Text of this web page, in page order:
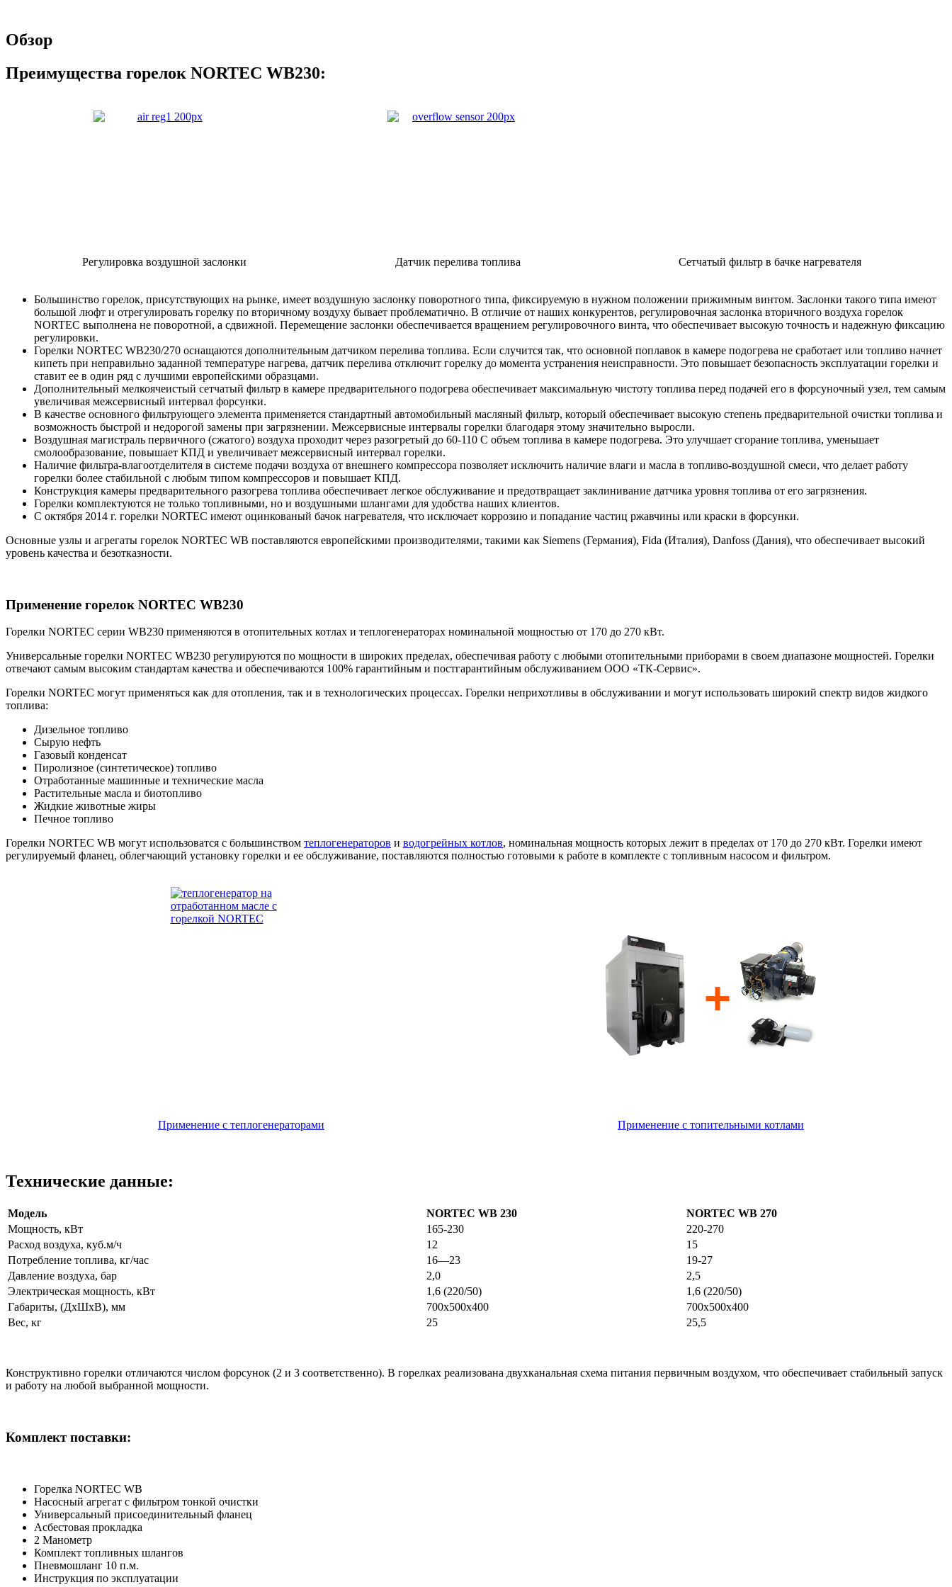
Обзор
Преимущества горелок NORTEC WB230:
Регулировка воздушной заслонки Датчик перелива топлива Сетчатый фильтр в бачке нагревателя
Большинство горелок, присутствующих на рынке, имеет воздушную заслонку поворотного типа, фиксируемую в нужном положении прижимным винтом. Заслонки такого типа имеют
большой люфт и отрегулировать горелку по вторичному воздуху бывает проблематично. В отличие от наших конкурентов, регулировочная заслонка вторичного воздуха горелок
NORTEC выполнена не поворотной, а сдвижной. Перемещение заслонки обеспечивается вращением регулировочного винта, что обеспечивает высокую точность и надежную фиксацию
регулировки.
Горелки NORTEC WB230/270 оснащаются дополнительным датчиком перелива топлива. Если случится так, что основной поплавок в камере подогрева не сработает или топливо начнет
кипеть при неправильно заданной температуре нагрева, датчик перелива отключит горелку до момента устранения неисправности. Это повышает безопасность эксплуатации горелки и
ставит ее в один ряд с лучшими европейскими образцами.
Дополнительный мелкоячеистый сетчатый фильтр в камере предварительного подогрева обеспечивает максимальную чистоту топлива перед подачей его в форсуночный узел, тем самым
увеличивая межсервисный интервал форсунки.
В качестве основного фильтрующего элемента применяется стандартный автомобильный масляный фильтр, который обеспечивает высокую степень предварительной очистки топлива и
возможность быстрой и недорогой замены при загрязнении. Межсервисные интервалы горелки благодаря этому значительно выросли.
Воздушная магистраль первичного (сжатого) воздуха проходит через разогретый до 60-110 С объем топлива в камере подогрева. Это улучшает сгорание топлива, уменьшает
смолообразование, повышает КПД и увеличивает межсервисный интервал горелки.
Наличие фильтра-влагоотделителя в системе подачи воздуха от внешнего компрессора позволяет исключить наличие влаги и масла в топливо-воздушной смеси, что делает работу
горелки более стабильной с любым типом компрессоров и повышает КПД.
Конструкция камеры предварительного разогрева топлива обеспечивает легкое обслуживание и предотвращает заклинивание датчика уровня топлива от его загрязнения.
Горелки комплектуются не только топливными, но и воздушными шлангами для удобства наших клиентов.
С октября 2014 г. горелки NORTEC имеют оцинкованый бачок нагревателя, что исключает коррозию и попадание частиц ржавчины или краски в форсунки.
Основные узлы и агрегаты горелок NORTEC WB поставляются европейскими производителями, такими как Siemens (Германия), Fida (Италия), Danfoss (Дания), что обеспечивает высокий
уровень качества и безотказности.
Применение горелок NORTEC WB230
Горелки NORTEC серии WB230 применяются в отопительных котлах и теплогенераторах номинальной мощностью от 170 до 270 кВт.
Универсальные горелки NORTEC WB230 регулируются по мощности в широких пределах, обеспечивая работу с любыми отопительными приборами в своем диапазоне мощностей. Горелки
отвечают самым высоким стандартам качества и обеспечиваются 100% гарантийным и постгарантийным обслуживанием ООО «ТК-Сервис».
Горелки NORTEC могут применяться как для отопления, так и в технологических процессах. Горелки неприхотливы в обслуживании и могут использовать широкий спектр видов жидкого
топлива:
Дизельное топливо
Сырую нефть
Газовый конденсат
Пиролизное (синтетическое) топливо
Отработанные машинные и технические масла
Растительные масла и биотопливо
Жидкие животные жиры
Печное топливо
Горелки NORTEC WB могут использоватся с большинством теплогенераторов и водогрейных котлов, номинальная мощность которых лежит в пределах от 170 до 270 кВт. Горелки имеют
регулируемый фланец, облегчающий установку горелки и ее обслуживание, поставляются полностью готовыми к работе в комплекте с топливным насосом и фильтром.
Применение с теплогенераторами Применение с топительными котлами
Технические данные:
Модель NORTEC WB 230
NORTEC WB 270
Мощность, кВт
165-230
220-270
Расход воздуха, куб.м/ч
12
15
Потребление топлива, кг/час
16—23
19-27
Давление воздуха, бар
2,0
2,5
Электрическая мощность, кВт
1,6 (220/50)
1,6 (220/50)
Габариты, (ДхШхВ), мм
700x500x400
700x500x400
Вес, кг
25 25,5
Конструктивно горелки отличаются числом форсунок (2 и 3 соответственно). В горелках реализована двухканальная схема питания первичным воздухом, что обеспечивает стабильный запуск
и работу на любой выбранной мощности.
Комплект поставки:
Горелка NORTEC WB
Насосный агрегат с фильтром тонкой очистки
Универсальный присоединительный фланец
Асбестовая прокладка
2 Манометр
Комплект топливных шлангов
Пневмошланг 10 п.м.
Инструкция по эксплуатации